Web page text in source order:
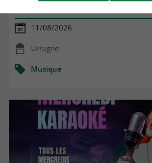
11/08/2026
Urrugne
Musique